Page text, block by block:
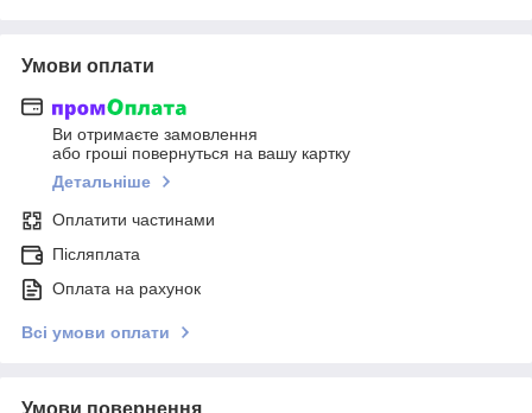
Умови оплати
Ви отримаєте замовлення
або гроші повернуться на вашу картку
Детальніше
Оплатити частинами
Післяплата
Оплата на рахунок
Всі умови оплати